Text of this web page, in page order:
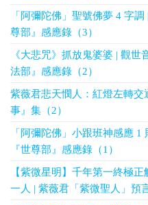
「阿彌陀佛」聖號佛夢 4 字
尊部』感應錄（3）
《大悲咒》抓放鬼婆婆 | 觀
法部』感應錄（2）
紫薇君悲天憫人：紅燈左轉
事』集（2）
「阿彌陀佛」小跟班神感應
『世尊部』感應錄（1）
【紫微星明】千年第一終極
一人 | 紫薇君「紫微聖人」預